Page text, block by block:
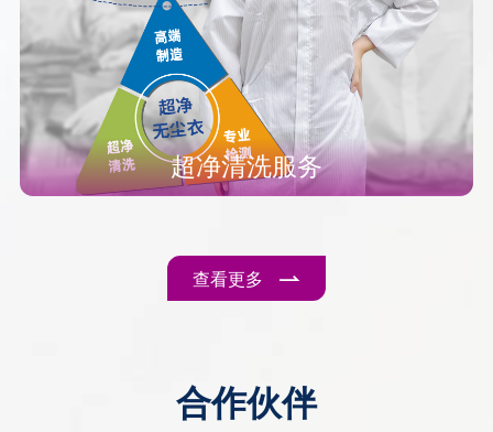
超净清洗服务
查看更多
合作伙伴